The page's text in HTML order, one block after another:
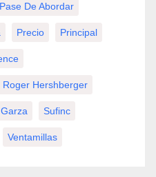
Pase De Abordar
Precio Principal
Roger Hershberger
Sufinc
Ventamillas